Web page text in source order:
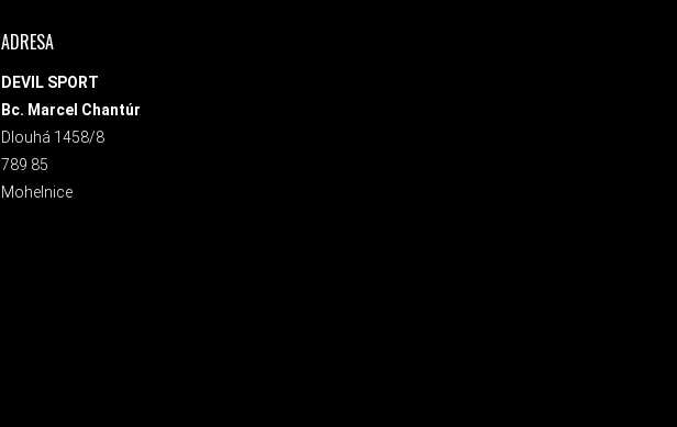
ADRESA
DEVIL SPORT
Bc. Marcel Chantúr
Dlouhá 1458/8
789 85
Mohelnice